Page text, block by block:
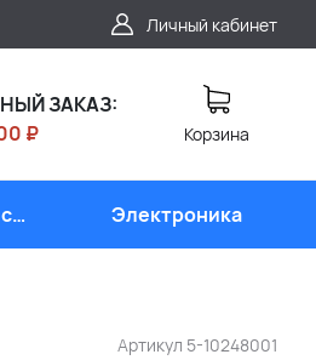
Личный кабинет
ЗАКАЗ:
₽
Корзина
Электроника
Артикул 5-10248001